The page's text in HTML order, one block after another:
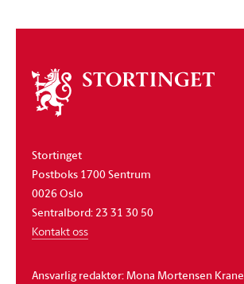
Om
stortinget
Stortinget
Postboks 1700 Sentrum
0026 Oslo
Sentralbord: 23 31 30 50
Kontakt oss
Ansvarlig redaktør: Mona Mortensen Krane